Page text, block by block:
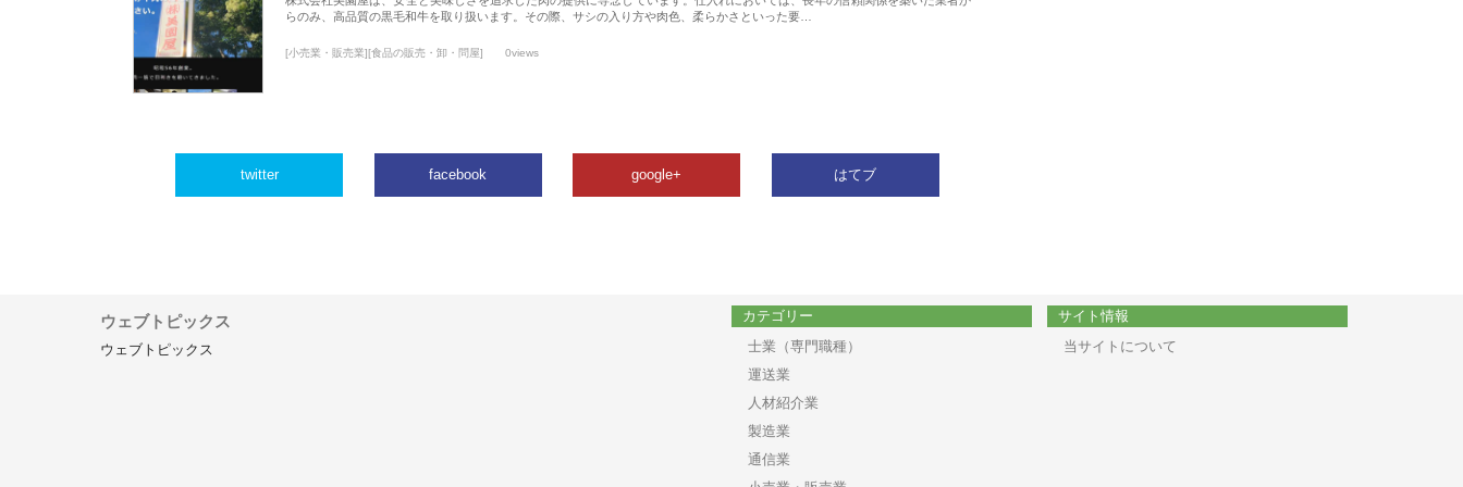
らのみ、高品質の黒毛和牛を取り扱います。その際、サシの入り方や肉色、柔らかさといった要…
[小売業・販売業][食品の販売・卸・問屋] 0views
twitter facebook google+ はてブ
ウェブトピックス
ウェブトピックス
カテゴリー
士業（専門職種）
運送業
人材紹介業
製造業
通信業
サイト情報
当サイトについて